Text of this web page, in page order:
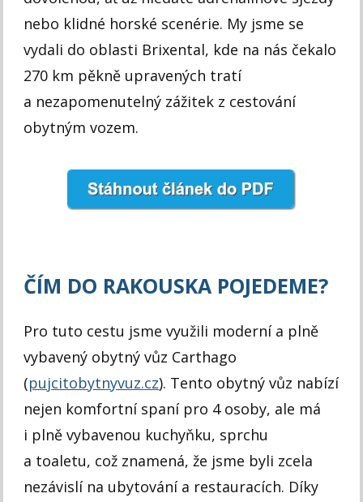
nebo klidné horské scenérie. My jsme se
vydali do oblasti Brixental, kde na nás čekalo
270 km pěkně upravených tratí
a nezapomenutelný zážitek z cestování
obytným vozem.
ČÍM DO RAKOUSKA POJEDEME?
Pro tuto cestu jsme využili moderní a plně
vybavený obytný vůz Carthago
(pujcitobytnyvuz.cz). Tento obytný vůz nabízí
nejen komfortní spaní pro 4 osoby, ale má
i plně vybavenou kuchyňku, sprchu
a toaletu, což znamená, že jsme byli zcela
nezávislí na ubytování a restauracích. Díky